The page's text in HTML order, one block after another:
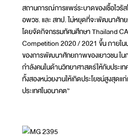
สถานการณ์การแพร่ระบาดของเชื้อไวรั
อพวช. และ สทป. ไม่หยุดที่จะพัฒนาศักย
โดยจัดกิจกรรมทัศนศึกษา Thailand
Competition 2020 / 2021 ขึ้น ภายใน
ของการพัฒนาศักยภาพของเยาวชน ใ
กำลังคนในด้านวิทยาศาสตร์ให้กับประเ
ทั้งสองหน่วยงานให้เกิดประโยชน์สูงสุดแ
ประเทศในอนาคต”